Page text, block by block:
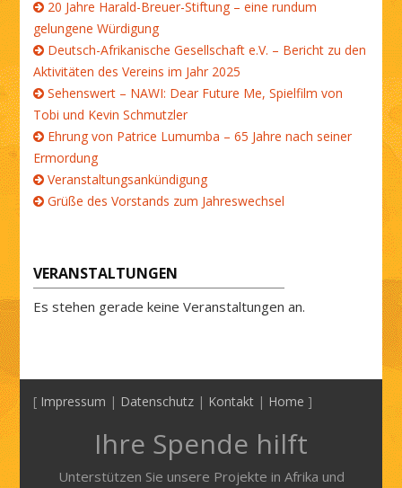
20 Jahre Harald-Breuer-Stiftung – eine rundum
gelungene Würdigung
Deutsch-Afrikanische Gesellschaft e.V. – Bericht zu den
Aktivitäten des Vereins im Jahr 2025
Sehenswert – NAWI: Dear Future Me, Spielfilm von
Tobi und Kevin Schmutzler
Ehrung von Patrice Lumumba – 65 Jahre nach seiner
Ermordung
Veranstaltungsankündigung
Grüße des Vorstands zum Jahreswechsel
VERANSTALTUNGEN
Es stehen gerade keine Veranstaltungen an.
[ Impressum | Datenschutz | Kontakt | Home ]
Ihre Spende hilft
Unterstützen Sie unsere Projekte in Afrika und